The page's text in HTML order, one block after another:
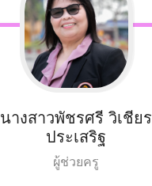
นางสาวพัชรศรีวิเชียร
ประเสริฐ
ผู้ช่วยครู